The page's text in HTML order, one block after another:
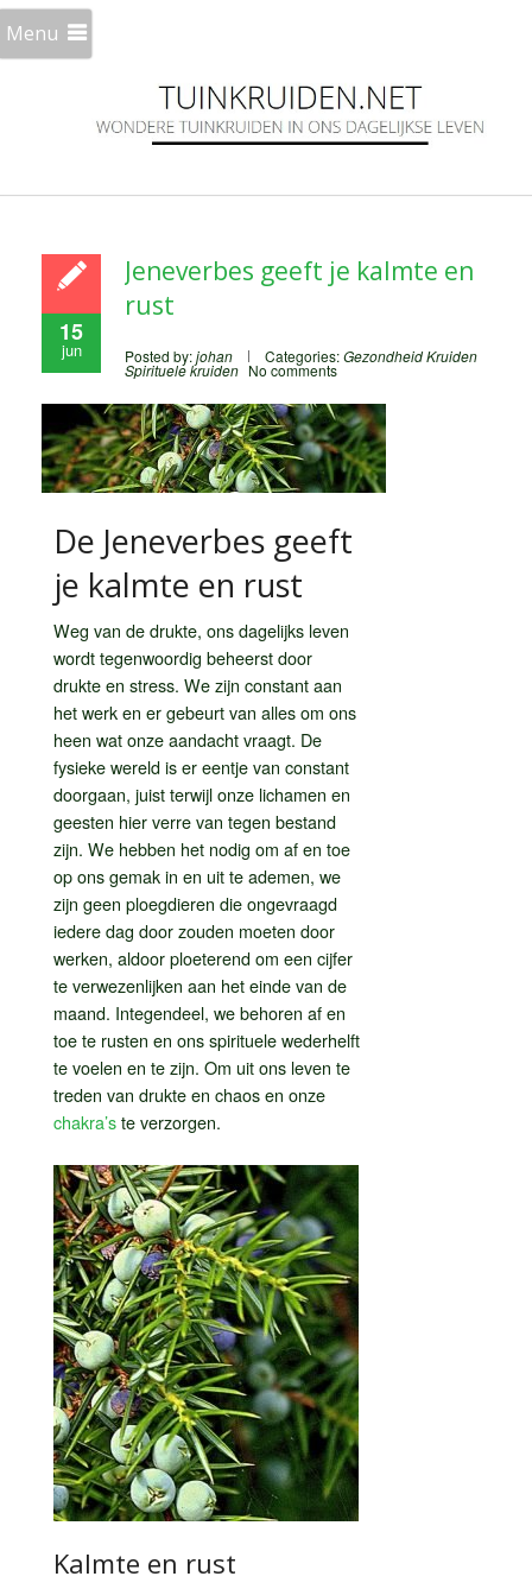
Menu
15
jun
Jeneverbes geeft je kalmte en
rust
Posted by:johan Categories:GezondheidKruiden
Spirituele kruiden No comments
De Jeneverbes geeft
je kalmte en rust
Weg van de drukte, ons dagelijks leven
wordt tegenwoordig beheerst door
drukte en stress. We zijn constant aan
het werk en er gebeurt van alles om ons
heen wat onze aandacht vraagt. De
fysieke wereld is er eentje van constant
doorgaan, juist terwijl onze lichamen en
geesten hier verre van tegen bestand
zijn. We hebben het nodig om af en toe
op ons gemak in en uit te ademen, we
zijn geen ploegdieren die ongevraagd
iedere dag door zouden moeten door
werken, aldoor ploeterend om een cijfer
te verwezenlijken aan het einde van de
maand. Integendeel, we behoren af en
toe te rusten en ons spirituele wederhelft
te voelen en te zijn. Om uit ons leven te
treden van drukte en chaos en onze
chakra’ste verzorgen.
Kalmte en rust